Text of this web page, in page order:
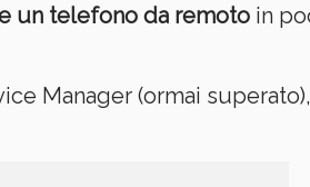
un telefono da remoto in
Manager (ormai